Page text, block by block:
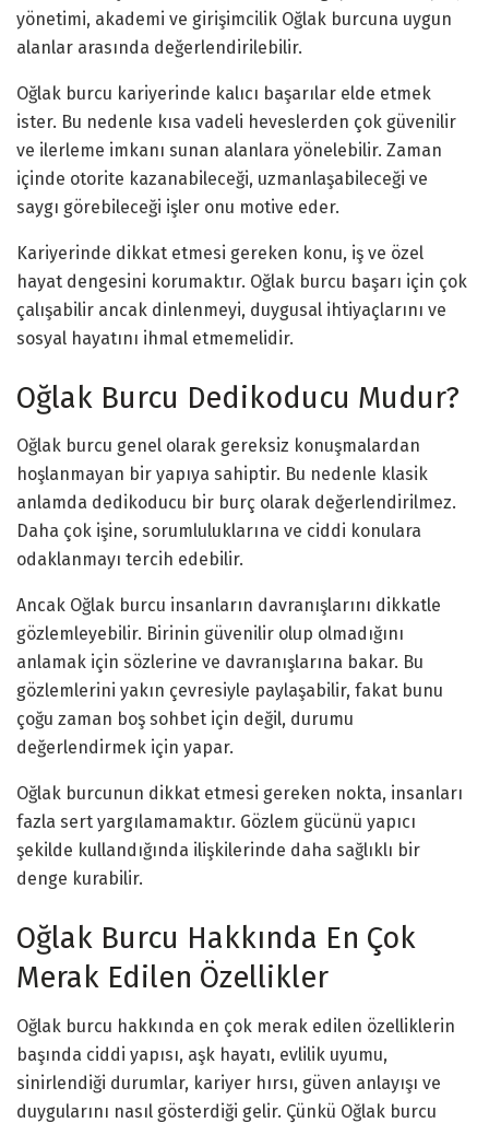
yönetimi, akademi ve girişimcilik Oğlak burcuna uygun
alanlar arasında değerlendirilebilir.
Oğlak burcu kariyerinde kalıcı başarılar elde etmek
ister. Bu nedenle kısa vadeli heveslerden çok güvenilir
ve ilerleme imkanı sunan alanlara yönelebilir. Zaman
içinde otorite kazanabileceği, uzmanlaşabileceği ve
saygı görebileceği işler onu motive eder.
Kariyerinde dikkat etmesi gereken konu, iş ve özel
hayat dengesini korumaktır. Oğlak burcu başarı için çok
çalışabilir ancak dinlenmeyi, duygusal ihtiyaçlarını ve
sosyal hayatını ihmal etmemelidir.
Oğlak Burcu Dedikoducu Mudur?
Oğlak burcu genel olarak gereksiz konuşmalardan
hoşlanmayan bir yapıya sahiptir. Bu nedenle klasik
anlamda dedikoducu bir burç olarak değerlendirilmez.
Daha çok işine, sorumluluklarına ve ciddi konulara
odaklanmayı tercih edebilir.
Ancak Oğlak burcu insanların davranışlarını dikkatle
gözlemleyebilir. Birinin güvenilir olup olmadığını
anlamak için sözlerine ve davranışlarına bakar. Bu
gözlemlerini yakın çevresiyle paylaşabilir, fakat bunu
çoğu zaman boş sohbet için değil, durumu
değerlendirmek için yapar.
Oğlak burcunun dikkat etmesi gereken nokta, insanları
fazla sert yargılamamaktır. Gözlem gücünü yapıcı
şekilde kullandığında ilişkilerinde daha sağlıklı bir
denge kurabilir.
Oğlak Burcu Hakkında En Çok
Merak Edilen Özellikler
Oğlak burcu hakkında en çok merak edilen özelliklerin
başında ciddi yapısı, aşk hayatı, evlilik uyumu,
sinirlendiği durumlar, kariyer hırsı, güven anlayışı ve
duygularını nasıl gösterdiği gelir. Çünkü Oğlak burcu